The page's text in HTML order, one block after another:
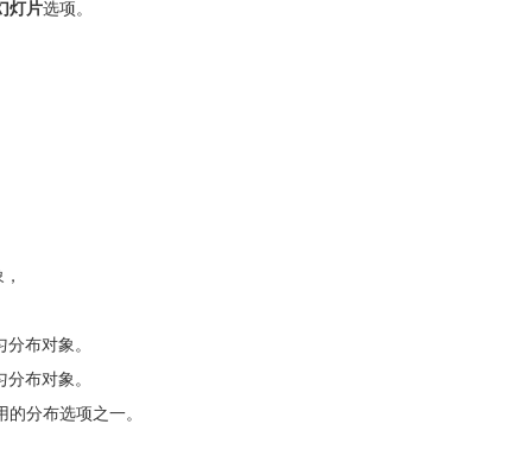
灯片选项。
布对象。
布对象。
分布选项之一。